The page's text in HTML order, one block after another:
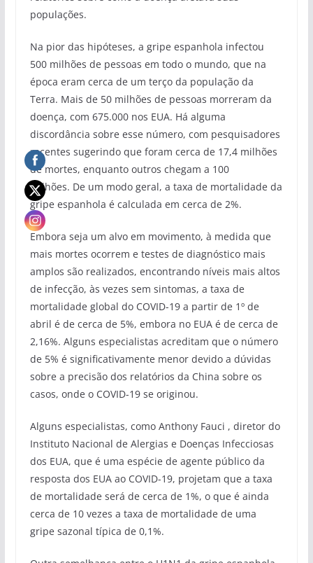
populações.
Na pior das hipóteses, a gripe espanhola infectou
500 milhões de pessoas em todo o mundo, que na
época eram cerca de um terço da população da
Terra. Mais de 50 milhões de pessoas morreram da
doença, com 675.000 nos EUA. Há alguma
discordância sobre esse número, com pesquisadores
recentes sugerindo que foram cerca de 17,4 milhões
de mortes, enquanto outros chegam a 100
milhões. De um modo geral, a taxa de mortalidade da
gripe espanhola é calculada em cerca de 2%.
Embora seja um alvo em movimento, à medida que
mais mortes ocorrem e testes de diagnóstico mais
amplos são realizados, encontrando níveis mais altos
de infecção, às vezes sem sintomas, a taxa de
mortalidade global do COVID-19 a partir de 1º de
abril é de cerca de 5%, embora no EUA é de cerca de
2,16%. Alguns especialistas acreditam que o número
de 5% é significativamente menor devido a dúvidas
sobre a precisão dos relatórios da China sobre os
casos, onde o COVID-19 se originou.
Alguns especialistas, como Anthony Fauci , diretor do
Instituto Nacional de Alergias e Doenças Infecciosas
dos EUA, que é uma espécie de agente público da
resposta dos EUA ao COVID-19, projetam que a taxa
de mortalidade será de cerca de 1%, o que é ainda
cerca de 10 vezes a taxa de mortalidade de uma
gripe sazonal típica de 0,1%.